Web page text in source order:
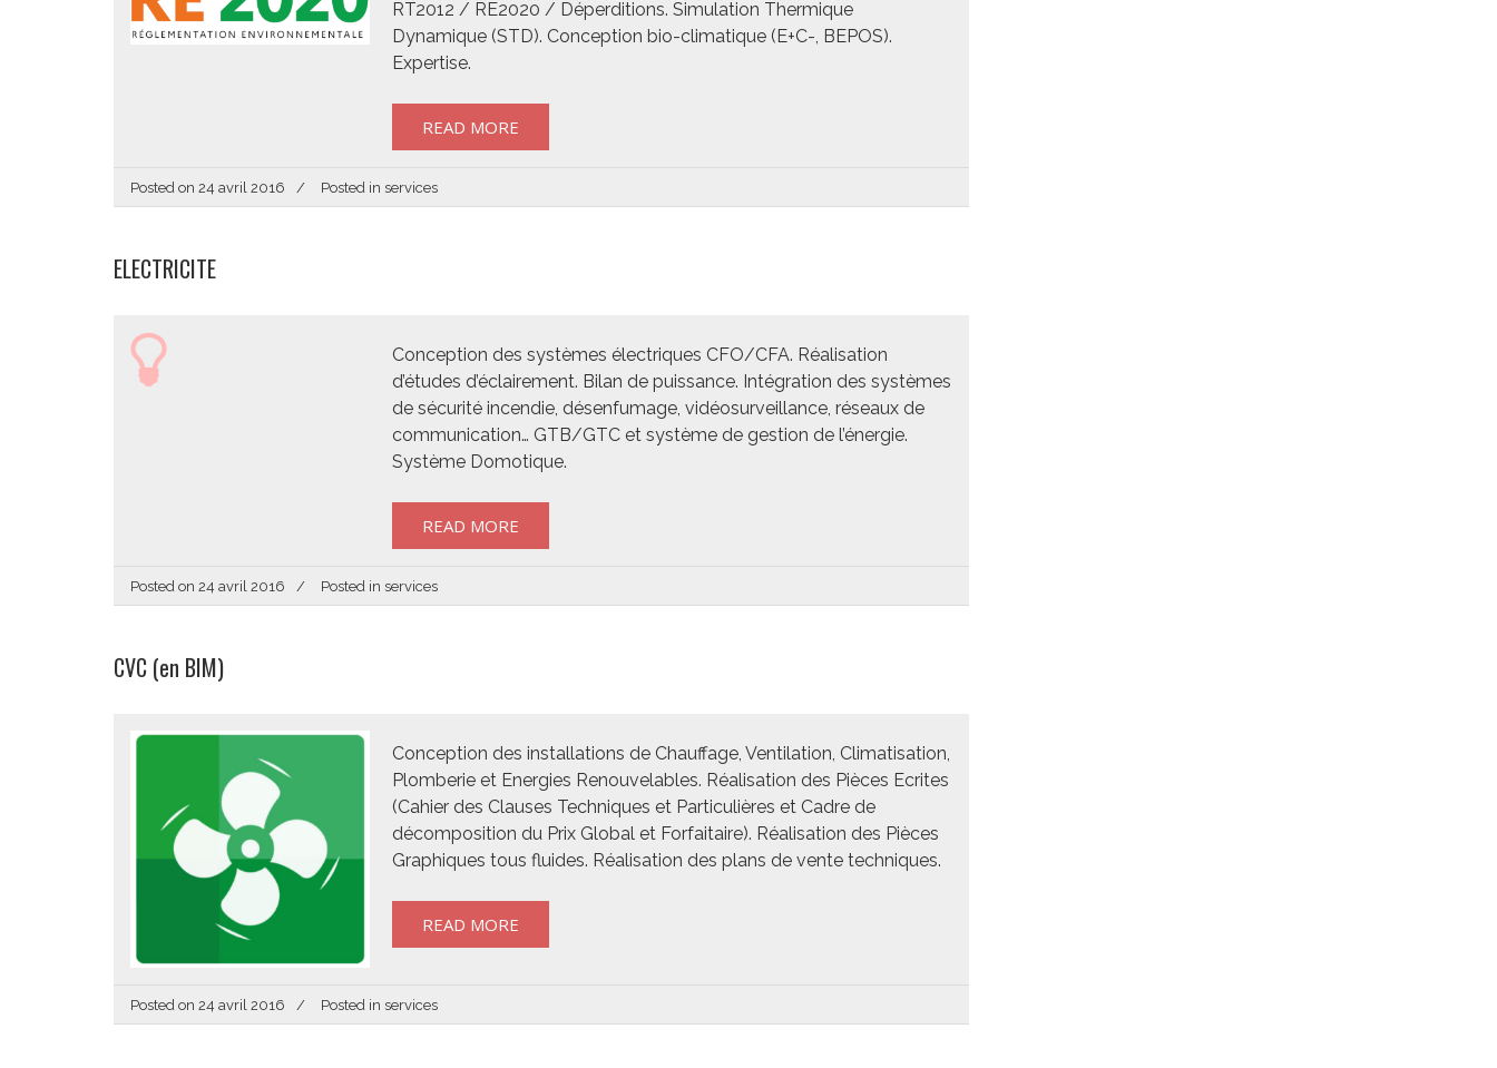
RT2012 / RE2020 / Déperditions. Simulation Thermique
Dynamique (STD). Conception bio-climatique (E+C-, BEPOS).
Expertise.
READ MORE
Posted on 24 avril 2016 Posted in services
ELECTRICITE
Conception des systèmes électriques CFO/CFA. Réalisation
d’études d’éclairement. Bilan de puissance. Intégration des systèmes
de sécurité incendie, désenfumage, vidéosurveillance, réseaux de
communication… GTB/GTC et système de gestion de l’énergie.
Système Domotique.
READ MORE
Posted on 24 avril 2016 Posted in services
CVC (en BIM)
Conception des installations de Chauffage, Ventilation, Climatisation,
Plomberie et Energies Renouvelables. Réalisation des Pièces Ecrites
(Cahier des Clauses Techniques et Particulières et Cadre de
décomposition du Prix Global et Forfaitaire). Réalisation des Pièces
Graphiques tous fluides. Réalisation des plans de vente techniques.
READ MORE
Posted on 24 avril 2016 Posted in services